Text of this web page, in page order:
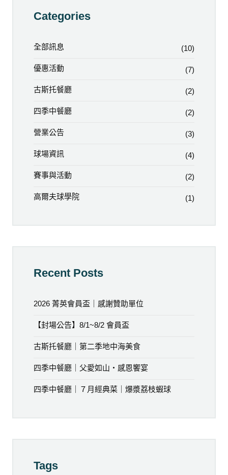
Categories
全部訊息 (10)
優惠活動 (7)
古斯托餐廳 (2)
四季中餐廳 (2)
營業公告 (3)
球場資訊 (4)
賽事與活動 (2)
高爾夫球學院 (1)
Recent Posts
2026 菁英會員盃｜感謝贊助單位
【封場公告】8/1~8/2 會員盃
古斯托餐廳｜第二季地中海美食
四季中餐廳｜父愛如山・感恩饗宴
四季中餐廳｜７月經典菜｜爆漿荔枝蝦球
Tags